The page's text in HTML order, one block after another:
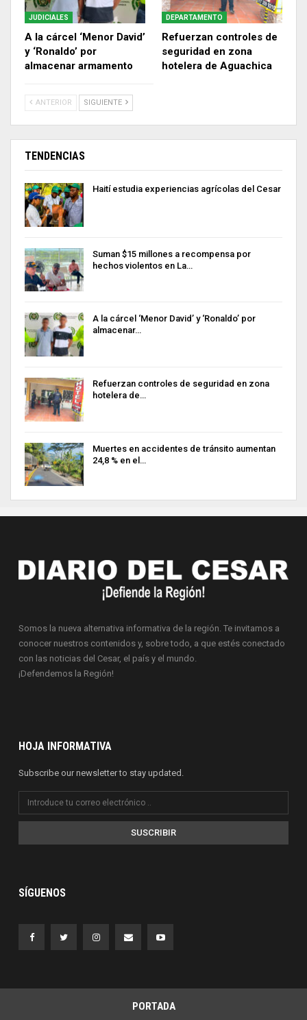
JUDICIALES
A la cárcel ‘Menor David’
y ‘Ronaldo’ por
almacenar armamento
DEPARTAMENTO
Refuerzan controles de
seguridad en zona
hotelera de Aguachica
ANTERIOR SIGUIENTE
TENDENCIAS
Haití estudia experiencias agrícolas del Cesar
Suman $15 millones a recompensa por
hechos violentos en La…
A la cárcel ‘Menor David’ y ‘Ronaldo’ por
almacenar…
Refuerzan controles de seguridad en zona
hotelera de…
Muertes en accidentes de tránsito aumentan
24,8 % en el…
Somos la nueva alternativa informativa de la región. Te invitamos a
conocer nuestros contenidos y, sobre todo, a que estés conectado
con las noticias del Cesar, el país y el mundo.
¡Defendemos la Región!
HOJA INFORMATIVA
Subscribe our newsletter to stay updated.
SUSCRIBIR
SÍGUENOS
PORTADA